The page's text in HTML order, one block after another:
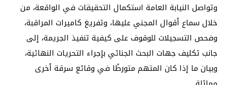
وتواصل النيابة العامة استكمال التحقيقات في الواقعة، من
خلال سماع أقوال المجني عليها، وتفريغ كاميرات المراقبة،
وفحص التسجيلات للوقوف على كيفية تنفيذ الجريمة، إلى
جانب تكليف جهات البحث الجنائي بإجراء التحريات النهائية،
وبيان ما إذا كان المتهم متورطًا في وقائع سرقة أخرى